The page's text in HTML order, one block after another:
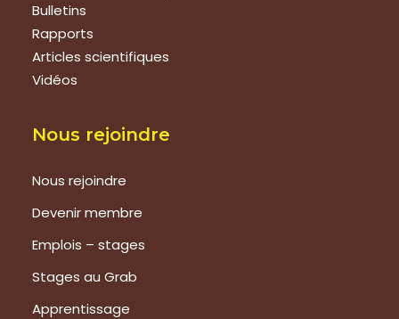
Bulletins
Rapports
Articles scientifiques
Vidéos
Nous rejoindre
Nous rejoindre
Devenir membre
Emplois – stages
Stages au Grab
Apprentissage